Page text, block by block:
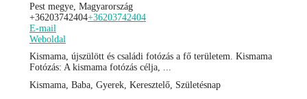
Pest megye, Magyarország
+36203742404+36203742404
E-mail
Weboldal
Kismama, újszülött és családi fotózás a fő területem. Kismama
Fotózás: A kismama fotózás célja, ...
Kismama, Baba, Gyerek, Keresztelő, Születésnap